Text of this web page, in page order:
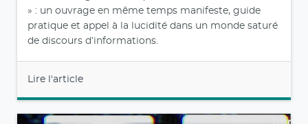
» : un ouvrage en même temps manifeste, guide
pratique et appel à la lucidité dans un monde saturé
de discours d’informations.
Lire l'article